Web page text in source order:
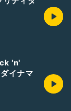
'n'
イナマ